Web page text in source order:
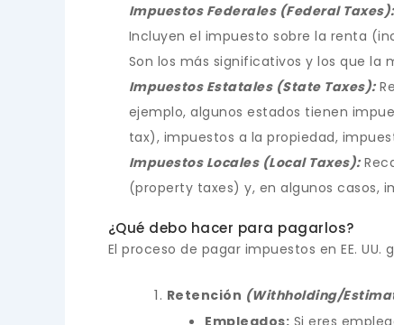
Impuestos Federales (Federal Taxes):
Incluyen el impuesto sobre la renta
Son los más significativos y los que la
Impuestos Estatales (State Taxes):
ejemplo, algunos estados tienen
tax), impuestos a la propiedad,
Impuestos Locales (Local Taxes):
(property taxes) y, en algunos casos,
¿Qué debo hacer para pagarlos?
El proceso de pagar impuestos en EE.
Retención (Withholding/